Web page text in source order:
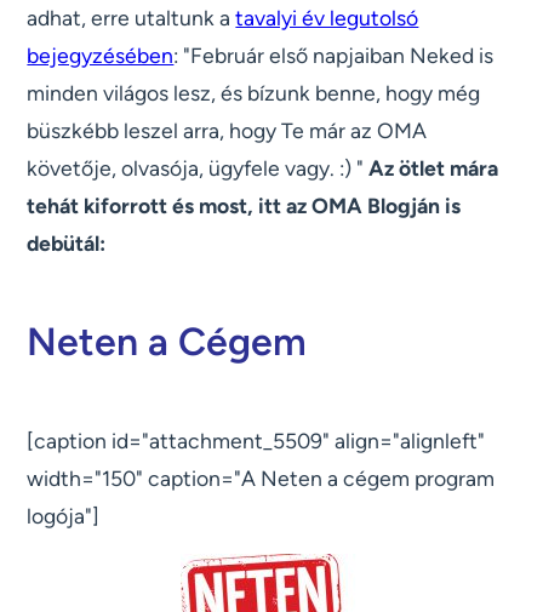
adhat, erre utaltunk atavalyi év legutolsó
bejegyzésében: "Február első napjaiban Neked is
minden világos lesz, és bízunk benne, hogy még
büszkébb leszel arra, hogy Te már az OMA
követője, olvasója, ügyfele vagy. :) "Az ötlet mára
tehát kiforrott és most, itt az OMA Blogján is
debütál:
Neten a Cégem
[caption id="attachment_5509" align="alignleft"
width="150" caption="A Neten a cégem program
logója"]